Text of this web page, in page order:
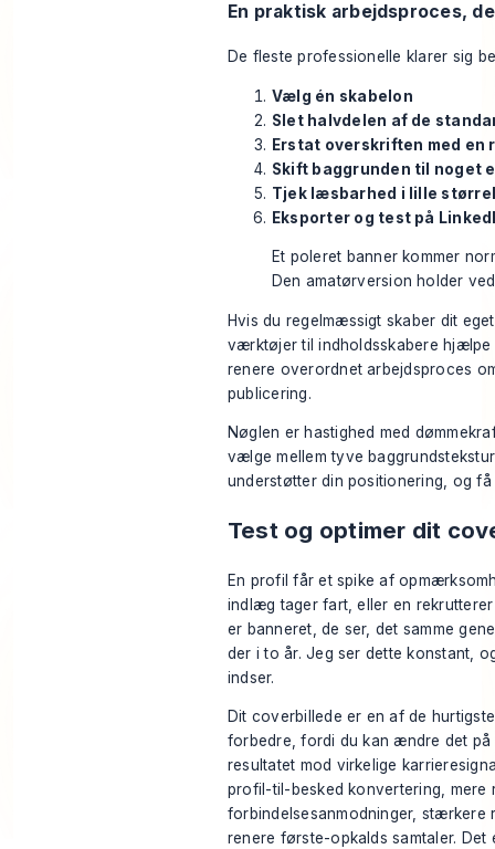
En praktisk arbejdsproces,
De fleste professionelle klarer sig
Vælg én skabelon
Slet halvdelen af de
Erstat overskriften med
Skift baggrunden til noget
Tjek læsbarhed i lille
Eksporter og test på
Et poleret banner kommer
Den amatørversion holder
Hvis du regelmæssigt skaber dit
værktøjer til indholdsskabere hjælpe
renere overordnet arbejdsproces
publicering.
Nøglen er hastighed med
vælge mellem tyve
understøtter din positionering, og få
Test og optimer dit
En profil får et spike af
indlæg tager fart, eller en
er banneret, de ser, det samme
der i to år. Jeg ser dette konstant,
indser.
Dit coverbillede er en af de
forbedre, fordi du kan ændre det på
resultatet mod virkelige
profil-til-besked konvertering, mere
forbindelsesanmodninger, stærkere
renere første-opkalds samtaler. Det